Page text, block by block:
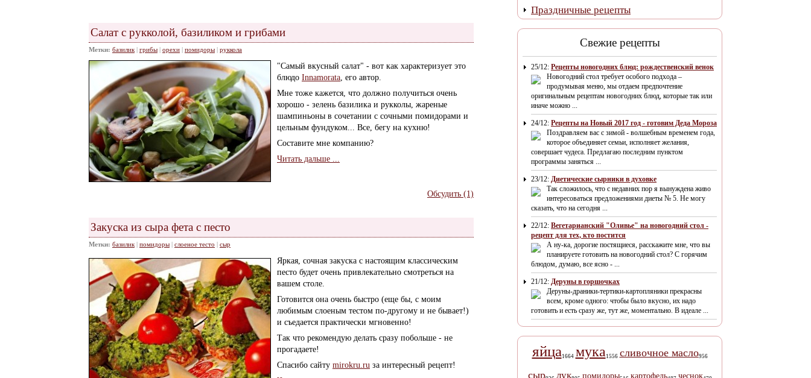
Салат с рукколой, базиликом и грибами
Метки: базилик грибы орехи помидоры руккола
"Самый вкусный салат" - вот как характеризует это
блюдо Innamorata, его автор.
Мне тоже кажется, что должно получиться очень
хорошо - зелень базилика и рукколы, жареные
шампиньоны в сочетании с сочными помидорами и
цельным фундуком... Все, бегу на кухню!
Составите мне компанию?
Читать дальше ...
Обсудить (1)
Закуска из сыра фета с песто
Метки: базилик помидоры слоеное тесто сыр
Яркая, сочная закуска с настоящим классическим
песто будет очень привлекательно смотреться на
вашем столе.
Готовится она очень быстро (еще бы, с моим
любимым слоеным тестом по-другому и не бывает!)
и съедается практически мгновенно!
Так что рекомендую делать сразу побольше - не
прогадаете!
Спасибо сайту mirokru.ru за интересный рецепт!
Праздничные рецепты
Свежие рецепты
25/12: Рецепты новогодних блюд: рождественский венок
Новогодний стол требует особого подхода –
продумывая меню, мы отдаем предпочтение
оригинальным рецептам новогодних блюд, которые так или
иначе можно ...
24/12: Рецепты на Новый 2017 год - готовим Деда Мороза
Поздравляем вас с зимой - волшебным временем года,
которое объединяет семьи, исполняет желания,
совершает чудеса. Предлагаю последним пунктом
программы заняться ...
23/12: Диетические сырники в духовке
Так сложилось, что с недавних пор я вынуждена живо
интересоваться предложениями диеты № 5. Не могу
сказать, что на сегодня ...
22/12: Вегетарианский "Оливье" на новогодний стол -
рецепт для тех, кто постится
А ну-ка, дорогие постящиеся, расскажите мне, что вы
планируете готовить на новогодний стол? С горячим
блюдом, думаю, все ясно - ...
21/12: Деруны в горшочках
Деруны-драники-тертики-картопляники прекрасны
всем, кроме одного: чтобы было вкусно, их надо
готовить и есть сразу же, тут же, моментально. В идеале ...
яйца1664 мука1556 сливочное масло956
сыр лук помидоры картофель чеснок